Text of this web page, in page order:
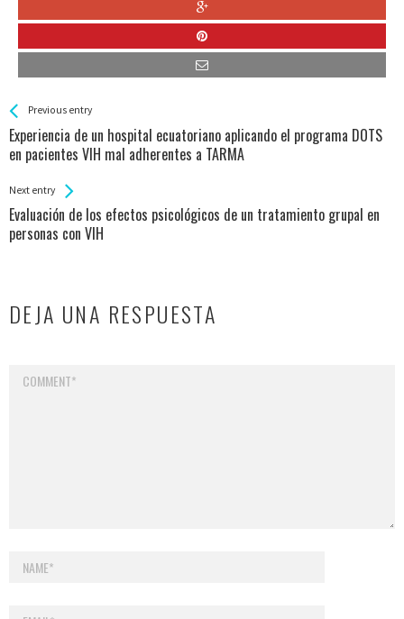
See more
Previous entry
Experiencia de un hospital ecuatoriano aplicando el programa DOTS
en pacientes VIH mal adherentes a TARMA
Back
All
Entries
Next entry
Evaluación de los efectos psicológicos de un tratamiento grupal en
personas con VIH
DEJA UNA RESPUESTA
Tu dirección de correo electrónico no será publicada.